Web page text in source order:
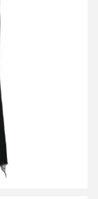
デニムパンツ